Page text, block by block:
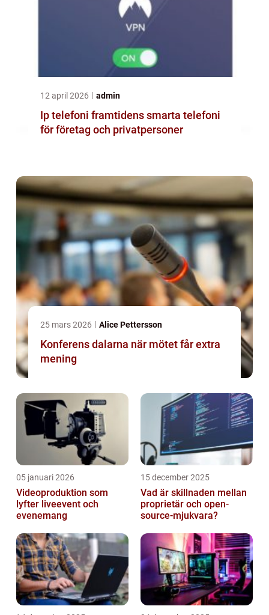
12 april 2026 admin
Ip telefoni framtidens smarta telefoni
för företag och privatpersoner
25 mars 2026 Alice Pettersson
Konferens dalarna när mötet får extra
mening
05 januari 2026
Videoproduktion som
lyfter liveevent och
evenemang
15 december 2025
Vad är skillnaden mellan
proprietär och open-
source-mjukvara?